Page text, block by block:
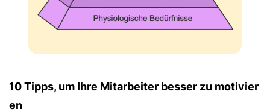
10 Tipps, um Ihre Mitarbeiter besser zu motivier
en